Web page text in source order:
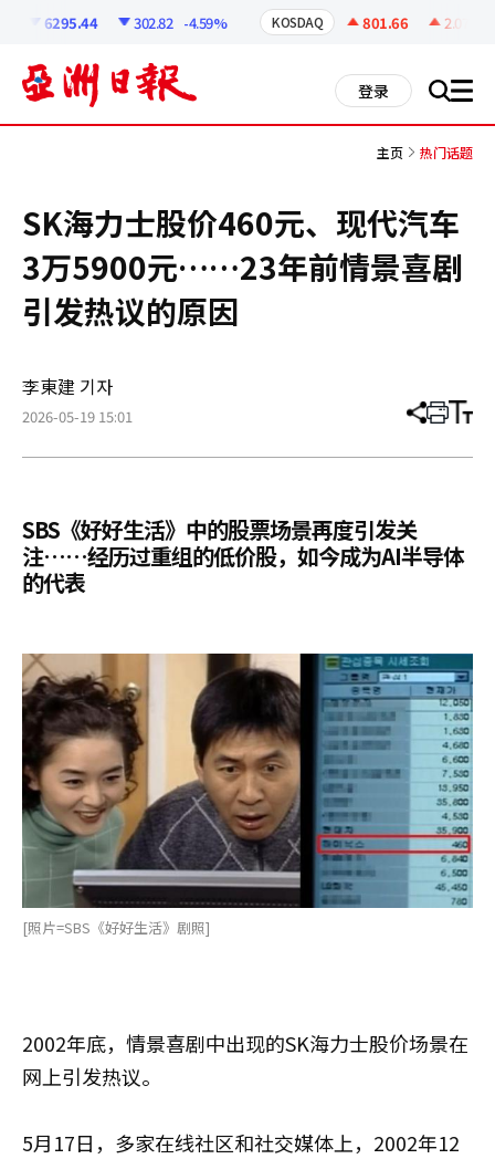
6295.44 302.82 -4.59% KOSDAQ 801.66 2.07
登录 搜 all
主页 热门话题
SK海力士股价460元、现代汽车
3万5900元……23年前情景喜剧
引发热议的原因
李東建 기자
2026-05-19 15:01 分
章
打 调
小
SBS《好好生活》中的股票场景再度引发关
注……经历过重组的低价股，如今成为AI半导体
的代表
[照片=SBS《好好生活》剧照]
2002年底，情景喜剧中出现的SK海力士股价场景在
网上引发热议。
5月17日，多家在线社区和社交媒体上，2002年12